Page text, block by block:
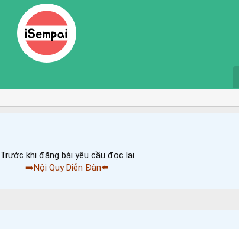
Trước khi đăng bài yêu cầu đọc lại
➡️Nội Quy Diễn Đàn⬅️